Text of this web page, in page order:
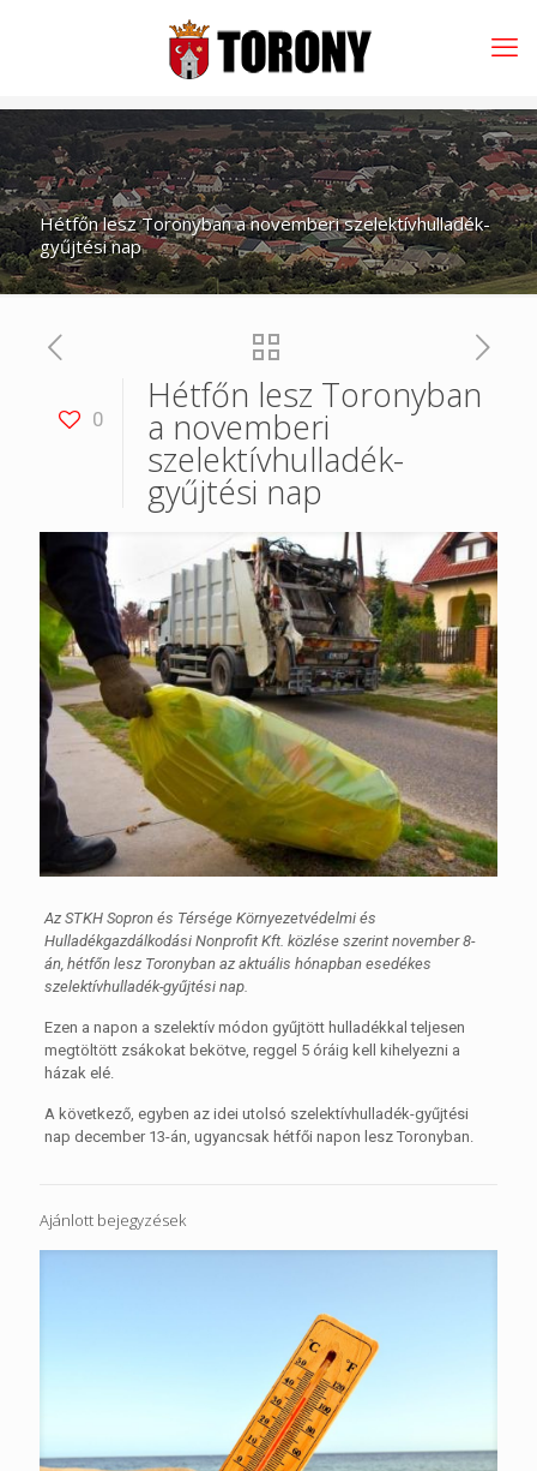
Hétfőn lesz Toronyban a novemberi szelektívhulladék-
gyűjtési nap
0
Hétfőn lesz Toronyban
a novemberi
szelektívhulladék-
gyűjtési nap
Az STKH Sopron és Térsége Környezetvédelmi és
Hulladékgazdálkodási Nonprofit Kft. közlése szerint november 8-
án, hétfőn lesz Toronyban az aktuális hónapban esedékes
szelektívhulladék-gyűjtési nap.
Ezen a napon a szelektív módon gyűjtött hulladékkal teljesen
megtöltött zsákokat bekötve, reggel 5 óráig kell kihelyezni a
házak elé.
A következő, egyben az idei utolsó szelektívhulladék-gyűjtési
nap december 13-án, ugyancsak hétfői napon lesz Toronyban.
Ajánlott bejegyzések